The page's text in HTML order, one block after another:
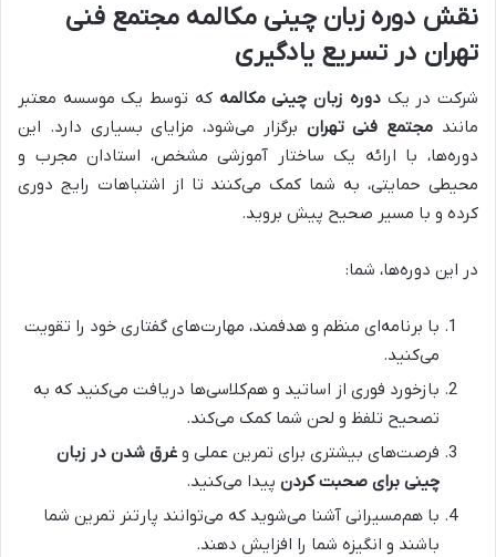
نقش دوره زبان چینی مکالمه مجتمع فنی
تهران در تسریع یادگیری
شرکت در یکدوره زبان چینی مکالمه که توسط یک موسسه معتبر
مانند مجتمع فنی تهران برگزار می‌شود، مزایای بسیاری دارد. این
دوره‌ها، با ارائه یک ساختار آموزشی مشخص، استادان مجرب و
محیطی حمایتی، به شما کمک می‌کنند تا از اشتباهات رایج دوری
کرده و با مسیر صحیح پیش بروید.
در این دوره‌ها، شما:
با برنامه‌ای منظم و هدفمند، مهارت‌های گفتاری خود را تقویت
می‌کنید.
بازخورد فوری از اساتید و هم‌کلاسی‌ها دریافت می‌کنید که به
تصحیح تلفظ و لحن شما کمک می‌کند.
فرصت‌های بیشتری برای تمرین عملی و غرق شدن در زبان
چینی برای صحبت کردن پیدا می‌کنید.
با هم‌مسیرانی آشنا می‌شوید که می‌توانند پارتنر تمرین شما
باشند و انگیزه شما را افزایش دهند.